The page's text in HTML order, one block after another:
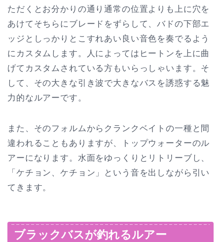
ただくとお分かりの通り通常の位置よりも上に穴を
あけてそちらにブレードをずらして、バドの下部エ
ッジとしっかりとこすれあい良い音色を奏でるよう
にカスタムします。人によってはヒートンを上に曲
げてカスタムされている方もいらっしゃいます。そ
して、その大きな引き波で大きなバスを誘惑する魅
力的なルアーです。
また、そのフォルムからクランクベイトの一種と間
違われることもありますが、トップウォーターのル
アーになります。水面をゆっくりとリトリーブし、
「ケチョン、ケチョン」という音を出しながら引い
てきます。
ブラックバスが釣れるルアー